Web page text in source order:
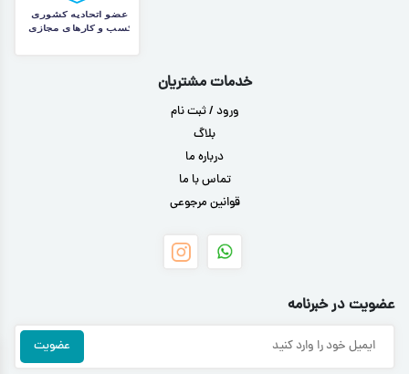
خدمات مشتریان
ورود / ثبت نام
بلاگ
درباره ما
تماس با ما
قوانین مرجوعی
عضویت در خبرنامه